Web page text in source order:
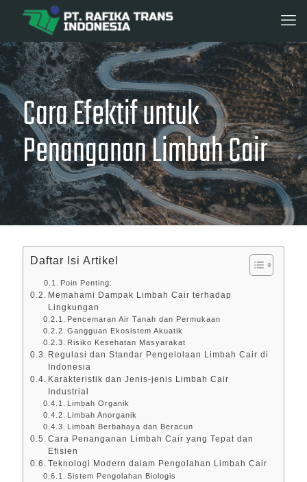
Cara Efektif untuk
Penanganan Limbah Cair
Daftar Isi Artikel
Poin Penting:
Memahami Dampak Limbah Cair terhadap
Lingkungan
Pencemaran Air Tanah dan Permukaan
Gangguan Ekosistem Akuatik
Risiko Kesehatan Masyarakat
Regulasi dan Standar Pengelolaan Limbah Cair di
Indonesia
Karakteristik dan Jenis-jenis Limbah Cair
Industrial
Limbah Organik
Limbah Anorganik
Limbah Berbahaya dan Beracun
Cara Penanganan Limbah Cair yang Tepat dan
Efisien
Teknologi Modern dalam Pengolahan Limbah Cair
Sistem Pengolahan Biologis